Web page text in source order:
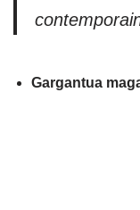
Gargantua